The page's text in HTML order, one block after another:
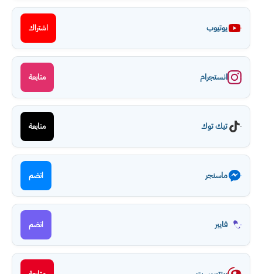
يوتيوب اشتراك
انستجرام متابعة
تيك توك متابعة
ماسنجر انضم
فايبر انضم